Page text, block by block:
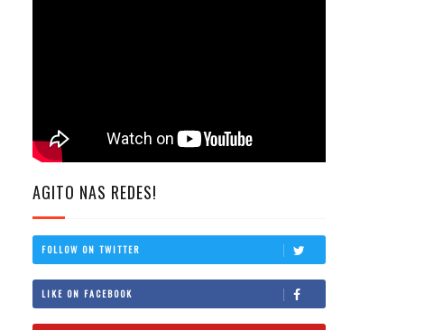
AGITO NAS REDES!
FOLLOW ON TWITTER
LIKE ON FACEBOOK